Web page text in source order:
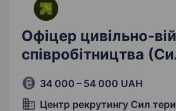
Офіцер цивільно-
співробітництва
34 000 – 54 000 UAH
Центр рекрутингу Сил